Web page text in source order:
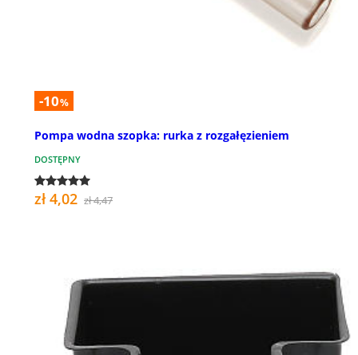
-10%
Pompa wodna szopka: rurka z rozgałęzieniem
DOSTĘPNY
zł 4,02 zł 4,47